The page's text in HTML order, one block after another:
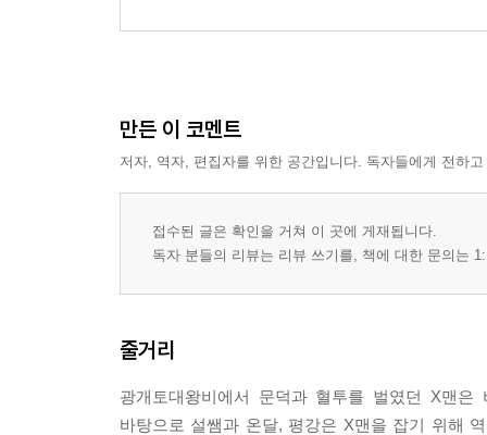
만든 이 코멘트
저자, 역자, 편집자를 위한 공간입니다. 독자들에게 전하
접수된 글은 확인을 거쳐 이 곳에 게재됩니다.
독자 분들의 리뷰는 리뷰 쓰기를, 책에 대한 문의는
줄거리
광개토대왕비에서 문덕과 혈투를 벌였던 X맨
바탕으로 설쌤과 온달, 평강은 X맨을 잡기 위해